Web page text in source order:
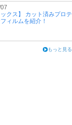
ックス】 カット済みプロテ
ィルムを紹介！
もっと見る